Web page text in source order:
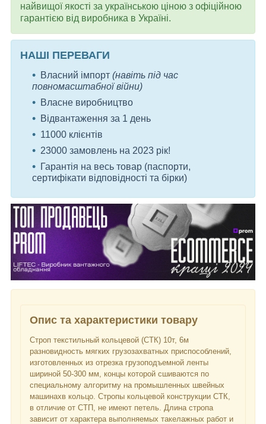
найвищої якості за українською ціною з офіційною
гарантією від виробника в Україні.
НАШІ ПЕРЕВАГИ
Власний імпорт (навіть під час
повномасштабної війни)
Власне виробництво
Відвантаження за 1 день
11000 клієнтів
23000 замовлень на 2023 рік!
Гарантія на весь товар (паспорти,
сертифікати відповідності та бірки)
Опис та характеристики товару
Строп текстильный кольцевой (СТК) 10т, 6м
разновидность мягких грузозахватных приспособлений,
изготовленных из отрезка грузоподъемной ленты
шириной 50-300 мм, концы которой сшиваются по
специальному алгоритму на промышленных швейных
машинахв кольцо. Стропы кольцевой конструкции СТК,
в отличие от СТП, не имеют петель. Длина стропа
зависит от характера выполняемых такелажных работ и